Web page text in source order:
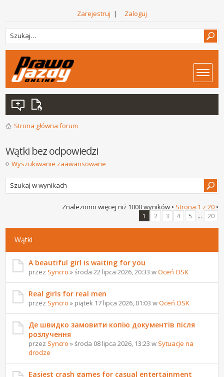
Zarejestruj | Zaloguj
Strona główna forum
Wątki bez odpowiedzi
Wyszukiwanie zaawansowane
Znaleziono więcej niż 1000 wyników • Strona 1 z 20•
1 2 3 4 5 ... 20
Wątki
A beautiful girl is waiting for you
przez Syncro » środa 22 lipca 2026, 20:33 wOceń OSK
Real girls for real men
przez Syncro » piątek 17 lipca 2026, 01:03 wOceń OSK
Де швидко замовити копію документів після
розлучення
przez Syncro » środa 08 lipca 2026, 13:23 w Sytuacje na
drodze
Easiest crash games for casual entertainment